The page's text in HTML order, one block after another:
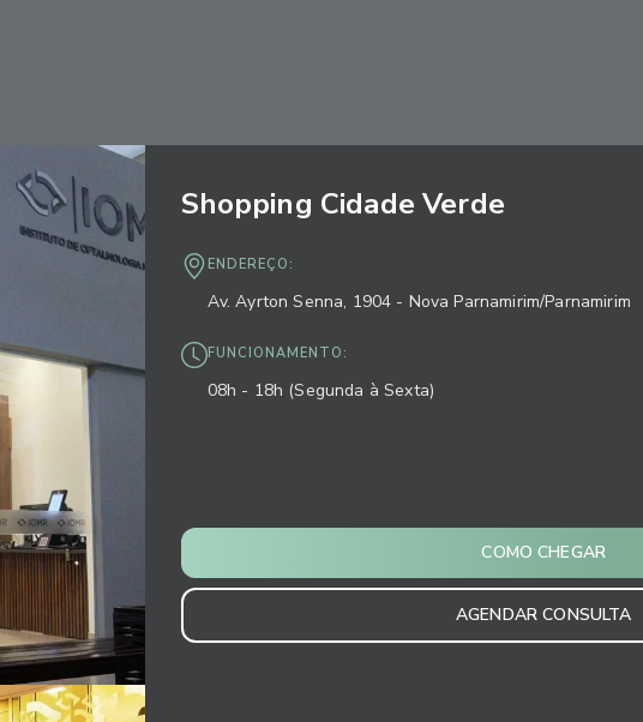
Shopping Cidade Verde
ENDEREÇO:
Av. Ayrton Senna, 1904 - Nova Parnamirim/Parnamirim
FUNCIONAMENTO:
08h - 18h (Segunda à Sexta)
COMO CHEGAR
AGENDAR CONSULTA